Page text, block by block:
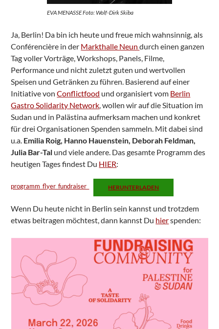
EVA MENASSE Foto: Wolf-Dirk Skiba
Ja, Berlin! Da bin ich heute und freue mich wahnsinnig, als
Conférencière in der Markthalle Neundurch einen ganzen
Tag voller Vorträge, Workshops, Panels, Filme,
Performance und nicht zuletzt guten und wertvollen
Speisen und Getränken zu führen. Basierend auf einer
Initiative vonConflictfood und organisiert vom Berlin
Gastro Solidarity Network, wollen wir auf die Situation im
Sudan und in Palästina aufmerksam machen und konkret
für drei Organisationen Spenden sammeln. Mit dabei sind
u.a. Emilia Roig, Hanno Hauenstein, Deborah Feldman,
Julia Bar-Tal und viele andere. Das gesamte Programm des
heutigen Tages findest Du HIER:
programm_flyer_fundraiser_ HERUNTERLADEN
Wenn Du heute nicht in Berlin sein kannst und trotzdem
etwas beitragen möchtest, dann kannst Du hierspenden: